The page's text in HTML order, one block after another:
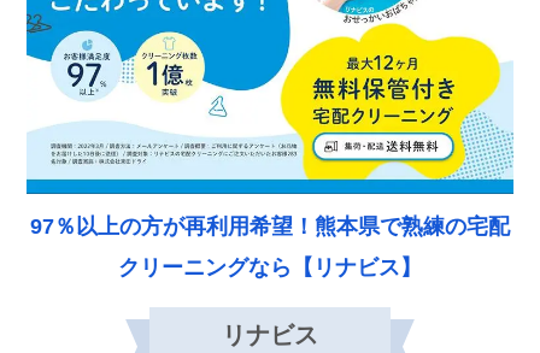
97％以上の方が再利用希望！熊本県で熟練の宅配
クリーニングなら【リナビス】
リナビス